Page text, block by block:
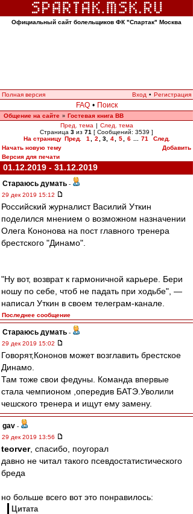
Официальный сайт болельщиков ФК "Спартак" Москва
Полная версия Вход • Регистрация
FAQ • Поиск
Общение на сайте » Гостевая книга ВВ
Пред. тема | След. тема
Страница 3 из 71 [ Сообщений: 3539 ]
На страницу Пред. 1 2 3, 4 5 6 71
След.
Начать новую тему
Добавить
Версия для печати
01.12.2019 - 31.12.2019
Стараюсь думать -
29 дек 2019 15:12
Российский журналист Василий Уткин
поделился мнением о возможном назначении
Олега Кононова на пост главного тренера
брестского "Динамо".
"Ну вот, возврат к гармоничной карьере. Бери
ношу по себе, чтоб не падать при ходьбе", —
написал Уткин в своем телеграм-канале.
Последнее сообщение
Стараюсь думать -
29 дек 2019 15:02
Говорят,Кононов может возглавить брестское
Динамо.
Там тоже свои федуны. Команда впервые
стала чемпионом ,опередив БАТЭ.Уволили
чешского тренера и ищут ему замену.
gav -
29 дек 2019 13:56
teorver, спасибо, поугорал
давно не читал такого псевдостатистического
бреда
но больше всего вот это понравилось:
Цитата